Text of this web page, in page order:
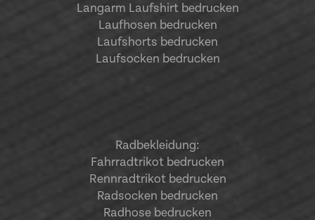
Langarm Laufshirt bedrucken
Laufhosen bedrucken
Laufshorts bedrucken
Laufsocken bedrucken
Radbekleidung:
Fahrradtrikot bedrucken
Rennradtrikot bedrucken
Radsocken bedrucken
Radhose bedrucken